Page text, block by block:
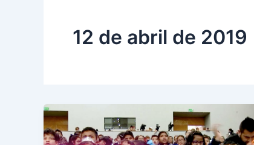
12 de abril de 2019